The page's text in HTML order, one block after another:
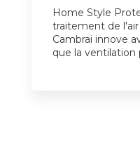
Home Style
traitement de
Cambrai innove
que la ventilation